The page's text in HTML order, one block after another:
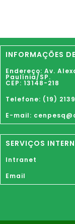
INFORMAÇÕES
Endereço: Av.
Paulínia/SP.
CEP: 13148-218
Telefone: (19)
E-mail:
SERVIÇOS
Intranet
Email